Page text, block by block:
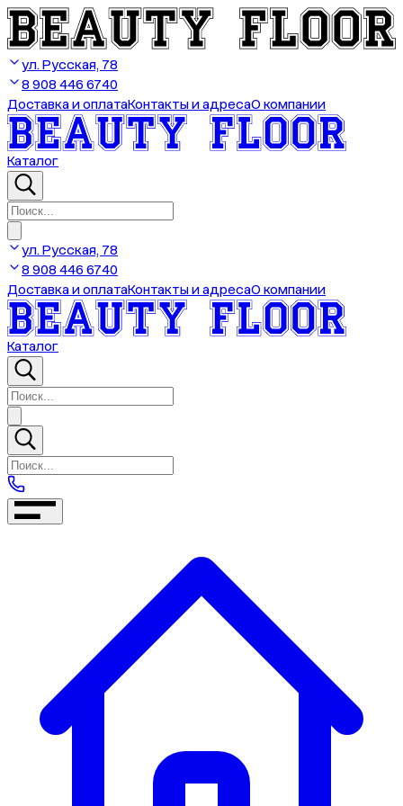
ул. Русская, 78
8 908 446 6740
Доставка и оплатаКонтакты и адресаО компании
Каталог
ул. Русская, 78
8 908 446 6740
Доставка и оплатаКонтакты и адресаО компании
Каталог